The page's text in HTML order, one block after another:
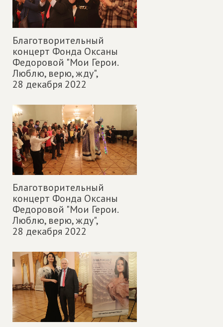
Благотворительный
концерт Фонда Оксаны
Федоровой "Мои Герои.
Люблю, верю, жду",
28 декабря 2022
Благотворительный
концерт Фонда Оксаны
Федоровой "Мои Герои.
Люблю, верю, жду",
28 декабря 2022